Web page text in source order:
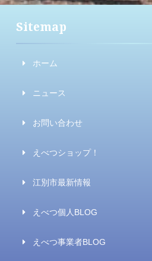
Sitemap
ホーム
ニュース
お問い合わせ
えべつショップ！
江別市最新情報
えべつ個人BLOG
えべつ事業者BLOG